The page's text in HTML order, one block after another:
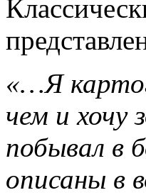
«…Я
чем и хочу
побывал в
описаны в